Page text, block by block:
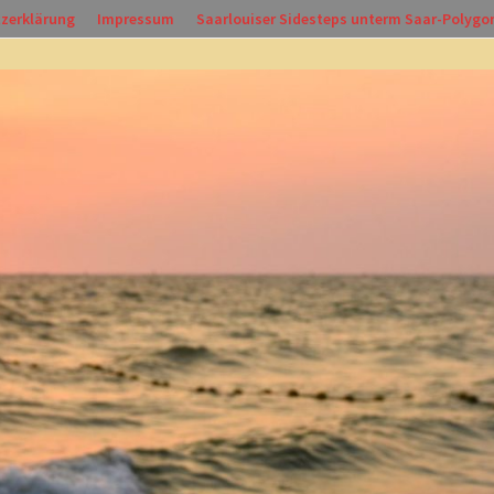
Impressum Saarlouiser Sidesteps unterm Saar-